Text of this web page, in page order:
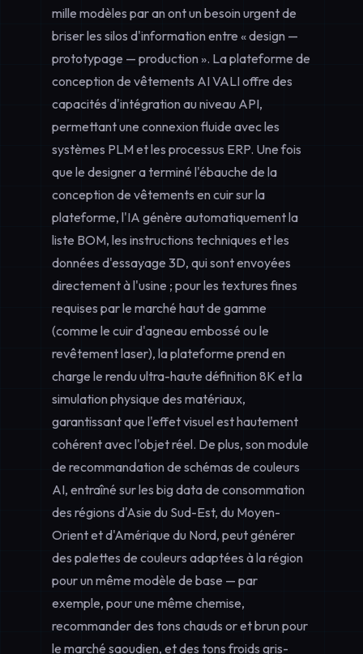
mille modèles par an ont un besoin urgent de
briser les silos d'information entre « design —
prototypage — production ». La plateforme de
conception de vêtements AI VALI offre des
capacités d'intégration au niveau API,
permettant une connexion fluide avec les
systèmes PLM et les processus ERP. Une fois
que le designer a terminé l'ébauche de la
conception de vêtements en cuirsur la
plateforme, l'IA génère automatiquement la
liste BOM, les instructions techniques et les
données d'essayage 3D, qui sont envoyées
directement à l'usine ; pour les textures fines
requises par le marché haut de gamme
(comme le cuir d'agneau embossé ou le
revêtement laser), la plateforme prend en
charge le rendu ultra-haute définition 8K et la
simulation physique des matériaux,
garantissant que l'effet visuel est hautement
cohérent avec l'objet réel. De plus, son module
de recommandation de schémas de couleurs
AI, entraîné sur les big data de consommation
des régions d'Asie du Sud-Est, du Moyen-
Orient et d'Amérique du Nord, peut générer
des palettes de couleurs adaptées à la région
pour un même modèle de base — par
exemple, pour une même chemise,
recommander des tons chauds or et brun pour
le marché saoudien, et des tons froids gris-